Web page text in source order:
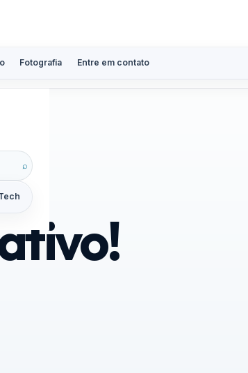
Fotografia Entre em contato
⌕